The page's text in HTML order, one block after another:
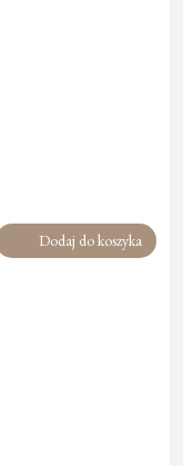
Dodaj do koszyka